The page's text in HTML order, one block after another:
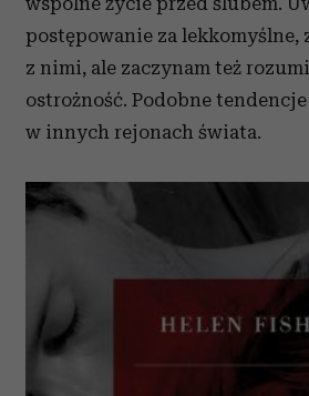
postępowanie za lekkomyślne,
z nimi, ale zaczynam też
ostrożność. Podobne
w innych rejonach świata.